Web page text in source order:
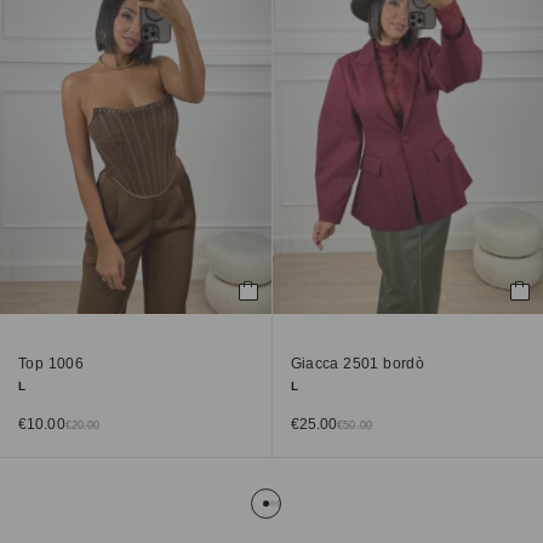
Top 1006
L
€20.00
€10.00
Giacca 2501 bordò
L
€50.00
€25.00